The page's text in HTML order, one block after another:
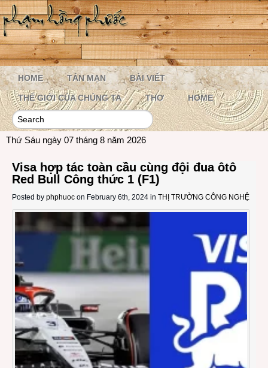
HOME TẢN MẠN BÀI VIẾT
THẾ GIỚI CỦA CHÚNG TA THƠ HOME
Thứ Sáu ngày 07 tháng 8 năm 2026
Visa hợp tác toàn cầu cùng đội đua ôtô
Red Bull Công thức 1 (F1)
Posted by phphuoc on February 6th, 2024 in THỊ TRƯỜNG CÔNG NGHỆ